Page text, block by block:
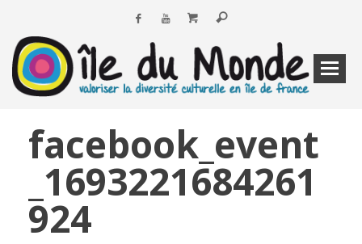
facebook_event
_1693221684261
924